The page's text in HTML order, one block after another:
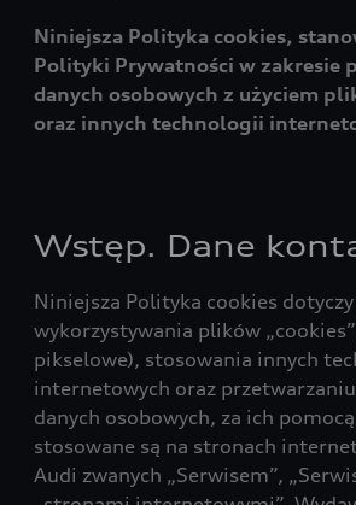
Niniejsza Polityka cookies,
Polityki Prywatności w zakresie
danych osobowych z użyciem
oraz innych technologii
Wstęp. Dane
Niniejsza Polityka cookies dotyczy
wykorzystywania plików
pikselowe), stosowania innych
internetowych oraz
danych osobowych, za ich
stosowane są na stronach
Audi zwanych „Serwisem”,